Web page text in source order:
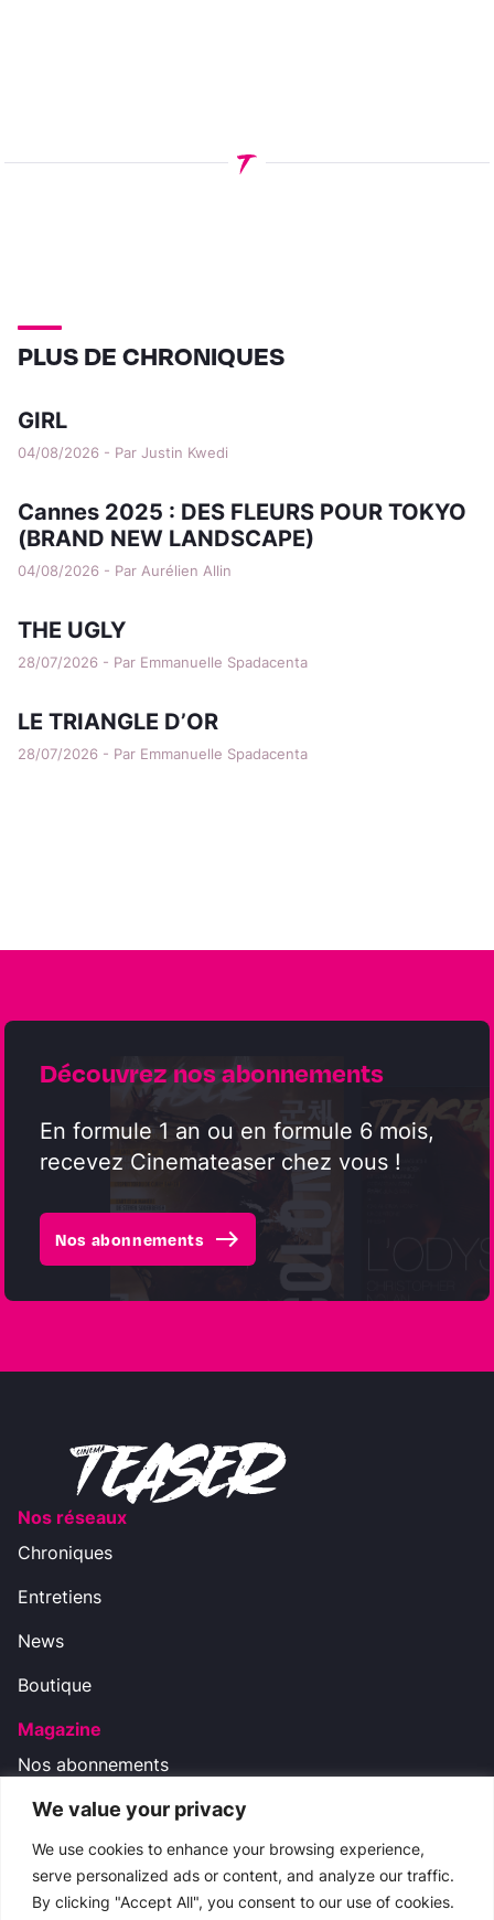
We value your privacy
We use cookies to enhance your browsing experience,
serve personalized ads or content, and analyze our traffic.
By clicking "Accept All", you consent to our use of cookies.
PLUS DE CHRONIQUES
GIRL
04/08/2026 - Par Justin Kwedi
Cannes 2025 : DES FLEURS POUR TOKYO
(BRAND NEW LANDSCAPE)
04/08/2026 - Par Aurélien Allin
THE UGLY
28/07/2026 - Par Emmanuelle Spadacenta
LE TRIANGLE D’OR
28/07/2026 - Par Emmanuelle Spadacenta
Découvrez nos abonnements
En formule 1 an ou en formule 6 mois,
recevez Cinemateaser chez vous !
Nos abonnements east
Nos réseaux
Chroniques
Entretiens
News
Boutique
Magazine
Nos abonnements
Nos réseaux
Nous contacter